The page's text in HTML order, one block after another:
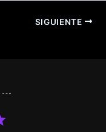
SIGUIENTE